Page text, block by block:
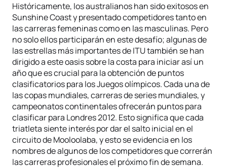
Históricamente, los australianos han sido exitosos en
Sunshine Coast y presentado competidores tanto en
las carreras femeninas como en las masculinas. Pero
no solo ellos participarán en este desafío; algunas de
las estrellas más importantes de ITU también se han
dirigido a este oasis sobre la costa para iniciar así un
año que es crucial para la obtención de puntos
clasificatorios para los Juegos olímpicos. Cada una de
las copas mundiales, carreras de series mundiales, y
campeonatos continentales ofrecerán puntos para
clasificar para Londres 2012. Esto significa que cada
triatleta siente interés por dar el salto inicial en el
circuito de Mooloolaba, y esto se evidencia en los
nombres de algunos de los competidores que correrán
las carreras profesionales el próximo fin de semana.